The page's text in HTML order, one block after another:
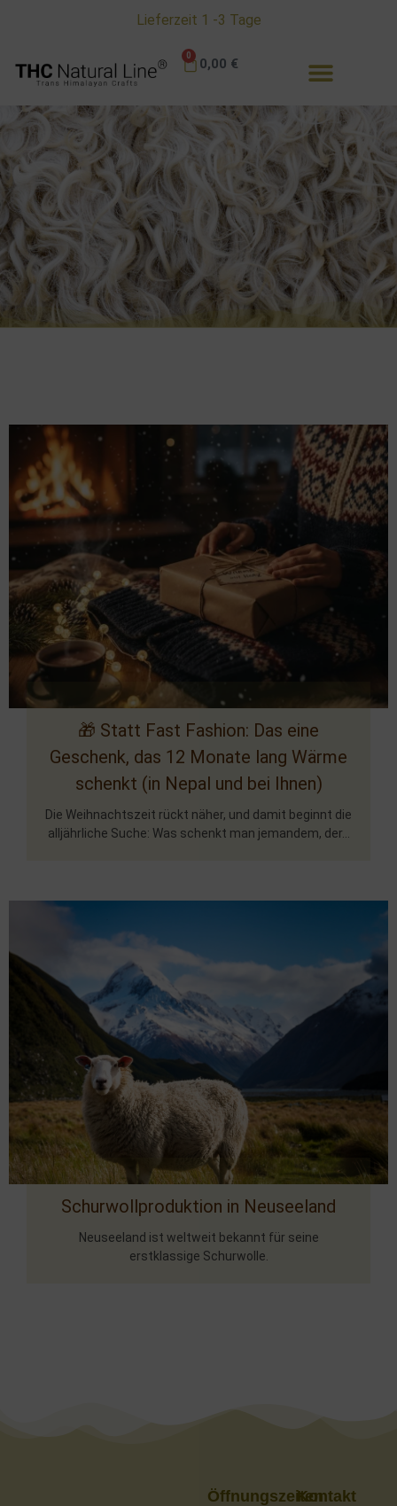
Lieferzeit 1 -3 Tage
0,00 €
0
🎁 Statt Fast Fashion: Das eine
Geschenk, das 12 Monate lang Wärme
schenkt (in Nepal und bei Ihnen)
Die Weihnachtszeit rückt näher, und damit beginnt die
alljährliche Suche: Was schenkt man jemandem, der...
Schurwollproduktion in Neuseeland
Neuseeland ist weltweit bekannt für seine
erstklassige Schurwolle.
Kontakt
Öffnungszeiten